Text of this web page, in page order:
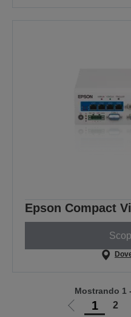
Epson Compact
Vai
1 2
Mostrando 1